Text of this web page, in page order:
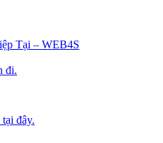
Tại – WEB4S
đi.
đây.